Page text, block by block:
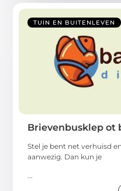
TUIN EN BUITENLEVEN
Brievenbusklep ot
Stel je bent net verhuisd
aanwezig. Dan kun je
...